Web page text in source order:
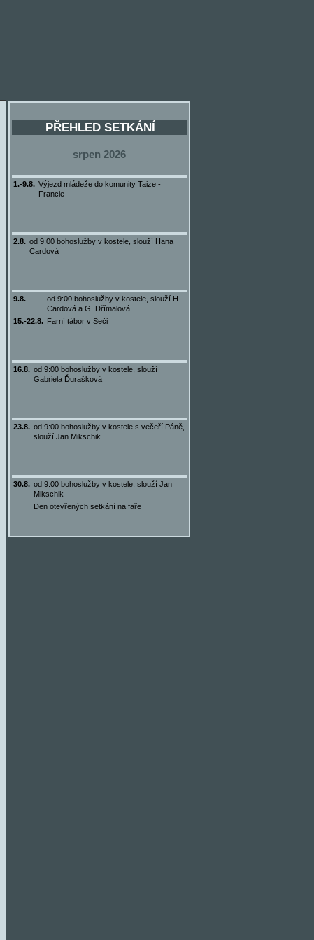
PŘEHLED SETKÁNÍ
srpen 2026
1.-9.8. Výjezd mládeže do komunity Taize -
Francie
2.8. od 9:00 bohoslužby v kostele, slouží Hana
Cardová
9.8.
od 9:00 bohoslužby v kostele, slouží H.
Cardová a G. Dřímalová.
15.-22.8. Farní tábor v Seči
16.8. od 9:00 bohoslužby v kostele, slouží
Gabriela Ďurašková
23.8. od 9:00 bohoslužby v kostele s večeří Páně,
slouží Jan Mikschik
30.8. od 9:00 bohoslužby v kostele, slouží Jan
Mikschik
Den otevřených setkání na faře